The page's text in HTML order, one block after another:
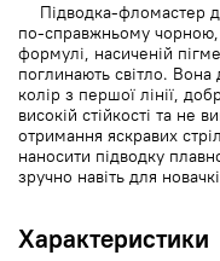
Підводка-фломастер
по-справжньому чорною,
формулі, насиченій
поглинають світло. Вона
колір з першої лінії,
високій стійкості та не
отримання яскравих
наносити підводку
зручно навіть для
Характеристики